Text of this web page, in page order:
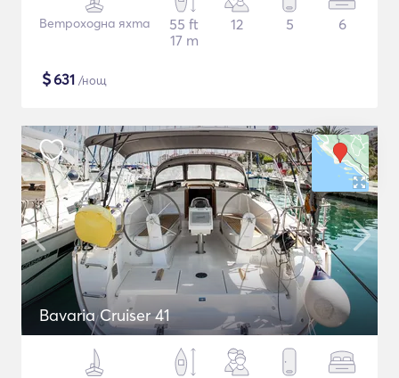
Ветроходна яхта
55 ft
17 m
12 5 6
$631 /нощ
Bavaria Cruiser 41